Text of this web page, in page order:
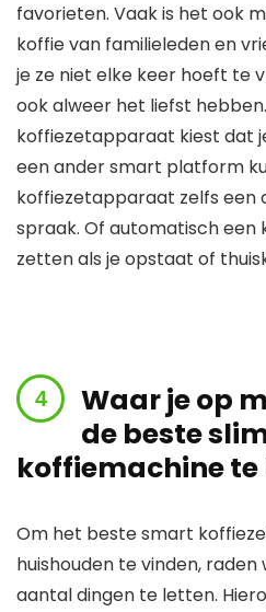
favorieten. Vaak is het ook
koffie van familieleden en
je ze niet elke keer hoeft te
ook alweer het liefst
koffiezetapparaat kiest dat
een ander smart platform
koffiezetapparaat zelfs een
spraak. Of automatisch een
zetten als je opstaat of
Waar je op
de beste
koffiemachine te
Om het beste smart
huishouden te vinden,
aantal dingen te letten.